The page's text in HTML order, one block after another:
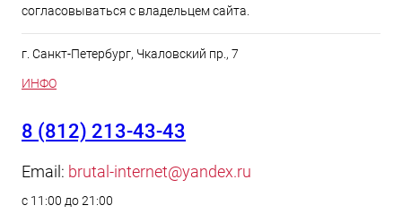
согласовываться с владельцем сайта.
г. Санкт-Петербург, Чкаловский пр., 7
ИНФО
8 (812) 213-43-43
Email: brutal-internet@yandex.ru
с 11:00 до 21:00